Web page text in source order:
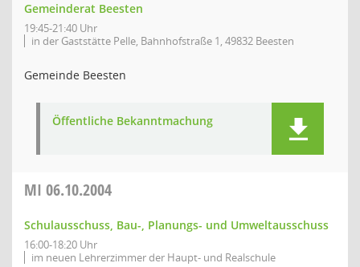
Gemeinderat Beesten
19:45-21:40 Uhr
in der Gaststätte Pelle, Bahnhofstraße 1, 49832 Beesten
Gemeinde Beesten
Öffentliche Bekanntmachung
MI 06.10.2004
Schulausschuss, Bau-, Planungs- und Umweltausschuss
16:00-18:20 Uhr
im neuen Lehrerzimmer der Haupt- und Realschule